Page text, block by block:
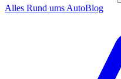
Alles Rund ums AutoBlog